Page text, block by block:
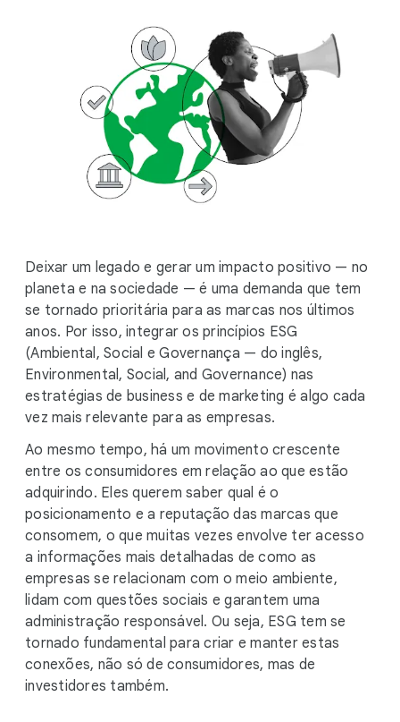
M
o
d
u
Deixar um legado e gerar um impacto positivo — no
planeta e na sociedade — é uma demanda que tem
se tornado prioritária para as marcas nos últimos
anos. Por isso, integrar os princípios ESG
(Ambiental, Social e Governança — do inglês,
Environmental, Social, and Governance) nas
estratégias de business e de marketing é algo cada
vez mais relevante para as empresas.
Ao mesmo tempo, há um movimento crescente
entre os consumidores em relação ao que estão
adquirindo. Eles querem saber qual é o
posicionamento e a reputação das marcas que
consomem, o que muitas vezes envolve ter acesso
a informações mais detalhadas de como as
empresas se relacionam com o meio ambiente,
lidam com questões sociais e garantem uma
administração responsável. Ou seja, ESG tem se
tornado fundamental para criar e manter estas
conexões, não só de consumidores, mas de
investidores também.